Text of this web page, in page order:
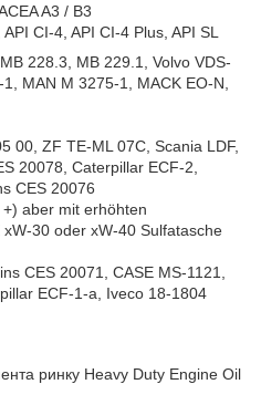
A3 / B3
CI-4, API CI-4 Plus, API SL
228.3, MB 229.1, Volvo VDS-
MAN M 3275-1, MACK EO-N,
00, ZF TE-ML 07C, Scania LDF,
20078, Caterpillar ECF-2,
CES 20076
+) aber mit erhöhten
30 oder xW-40 Sulfatasche
CES 20071, CASE MS-1121,
ECF-1-a, Iveco 18-1804
ринку Heavy Duty Engine Oil